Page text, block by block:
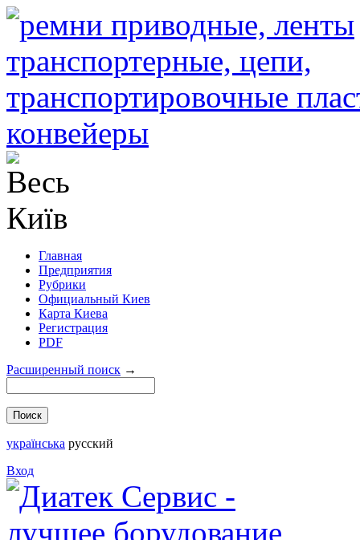
Главная
Предприятия
Рубрики
Официальный Киев
Карта Киева
Регистрация
PDF
Расширенный поиск →
українська русский
Вход